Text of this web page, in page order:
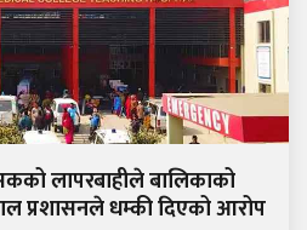
लापरबाहीले बालिकाको
प्रशासनले धम्की दिएको आरोप